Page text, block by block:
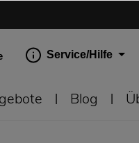
Service/Hilfe
Blog